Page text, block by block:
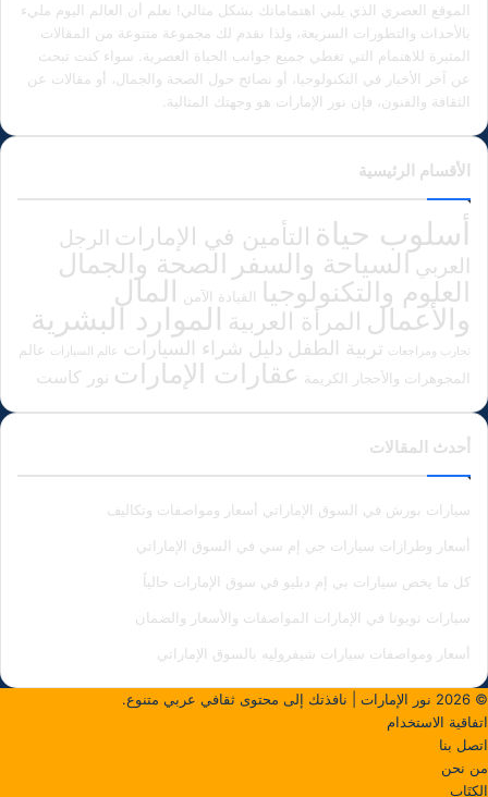
الموقع العصري الذي يلبي اهتماماتك بشكل مثالي! نعلم أن العالم اليوم مليء
بالأحداث والتطورات السريعة، ولذا نقدم لك مجموعة متنوعة من المقالات
المثيرة للاهتمام التي تغطي جميع جوانب الحياة العصرية. سواء كنت تبحث
عن آخر الأخبار في التكنولوجيا، أو نصائح حول الصحة والجمال، أو مقالات عن
الثقافة والفنون، فإن نور الإمارات هو وجهتك المثالية.
الأقسام الرئيسية
أسلوب حياة التأمين في الإمارات
الرجل
العربي السياحة والسفر الصحة والجمال
العلوم والتكنولوجيا
القيادة الآمن المال
والأعمال المرأة العربية الموارد البشرية
تجارب ومراجعات تربية الطفل دليل شراء السيارات عالم السيارات عالم
المجوهرات والأحجار الكريمة عقارات الإمارات نور كاست
أحدث المقالات
سيارات بورش في السوق الإماراتي أسعار ومواصفات وتكاليف
أسعار وطرازات سيارات جي إم سي في السوق الإماراتي
كل ما يخص سيارات بي إم دبليو في سوق الإمارات حالياً
سيارات تويوتا في الإمارات المواصفات والأسعار والضمان
أسعار ومواصفات سيارات شيفروليه بالسوق الإماراتي
© 2026 نور الإمارات | نافذتك إلى محتوى ثقافي عربي متنوع.
اتفاقية الاستخدام
اتصل بنا
من نحن
الكتَاب